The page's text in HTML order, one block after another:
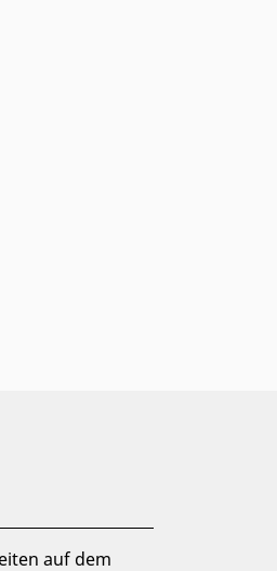
auf dem